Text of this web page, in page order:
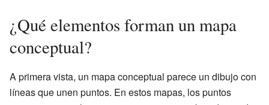
¿Qué elementos forman un mapa
conceptual?
A primera vista, un mapa conceptual parece un dibujo con
líneas que unen puntos. En estos mapas, los puntos